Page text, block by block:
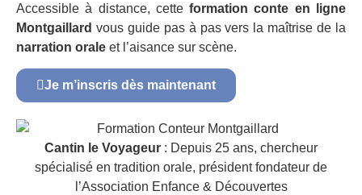
Accessible à distance, cetteformation conte en ligne
Montgaillard vous guide pas à pas vers la maîtrise de la
narration orale et l’aisance sur scène.
Je m’inscris dès maintenant
Cantin le Voyageur : Depuis 25 ans, chercheur
spécialisé en tradition orale, président fondateur de
l’Association Enfance & Découvertes